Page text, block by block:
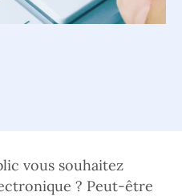
vous souhaitez
? Peut-être